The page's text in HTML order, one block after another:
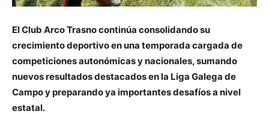
ElClub Arco Trasnocontinúa consolidando su
crecimiento deportivo en una temporada cargada de
competiciones autonómicas y nacionales, sumando
nuevos resultados destacados en la Liga Galega de
Campo y preparando ya importantes desafíos a nivel
estatal.